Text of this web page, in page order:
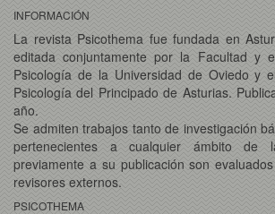
INFORMACIÓN
La revista Psicothema fue fundada en
editada conjuntamente por la Facultad y
Psicología de la Universidad de Oviedo y
Psicología del Principado de Asturias.
año.
Se admiten trabajos tanto de investigación
pertenecientes a cualquier ámbito de
previamente a su publicación son
revisores externos.
PSICOTHEMA